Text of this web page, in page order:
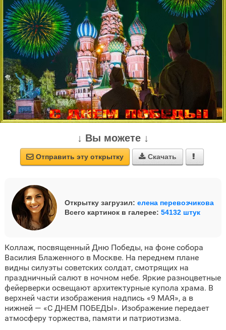
↓ Вы можете ↓
 Отправить эту открытку  Скачать 
Открытку загрузил: елена перевозчикова
Всего картинок в галерее: 54132 штук
Коллаж, посвященный Дню Победы, на фоне собора
Василия Блаженного в Москве. На переднем плане
видны силуэты советских солдат, смотрящих на
праздничный салют в ночном небе. Яркие разноцветные
фейерверки освещают архитектурные купола храма. В
верхней части изображения надпись «9 МАЯ», а в
нижней — «С ДНЕМ ПОБЕДЫ». Изображение передает
атмосферу торжества, памяти и патриотизма.